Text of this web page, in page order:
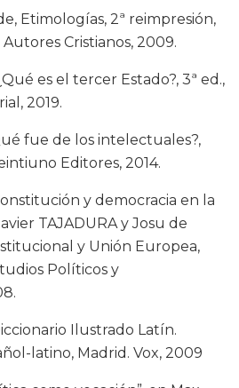
Etimologías, 2ª reimpresión,
Cristianos, 2009.
es el tercer Estado?, 3ª ed.,
2019.
fue de los intelectuales?,
Editores, 2014.
y democracia en la
TAJADURA y Josu de
y Unión Europea,
Políticos y
Ilustrado Latín.
latino, Madrid. Vox, 2009